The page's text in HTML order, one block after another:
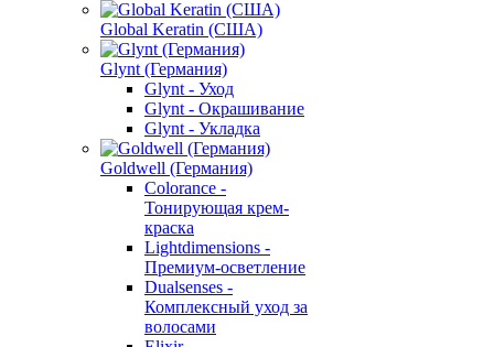
Global Keratin (США)
Glynt (Германия)
Glynt - Уход
Glynt - Окрашивание
Glynt - Укладка
Goldwell (Германия)
Colorance -
Тонирующая крем-
краска
Lightdimensions -
Премиум-осветление
Dualsenses -
Комплексный уход за
волосами